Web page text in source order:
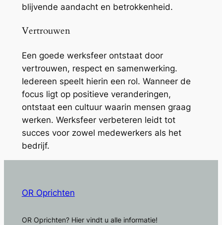
blijvende aandacht en betrokkenheid.
Vertrouwen
Een goede werksfeer ontstaat door
vertrouwen, respect en samenwerking.
Iedereen speelt hierin een rol. Wanneer de
focus ligt op positieve veranderingen,
ontstaat een cultuur waarin mensen graag
werken. Werksfeer verbeteren leidt tot
succes voor zowel medewerkers als het
bedrijf.
OR Oprichten
OR Oprichten? Hier vindt u alle informatie!